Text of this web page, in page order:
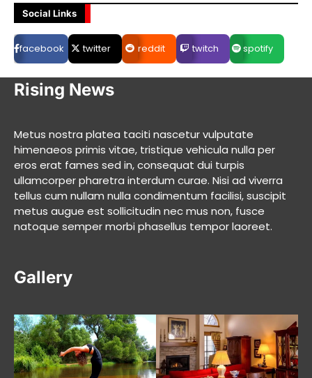
Social Links
facebook twitter reddit twitch spotify
Rising News
Metus nostra platea taciti nascetur vulputate
himenaeos primis vitae, tristique vehicula nulla per
eros erat fames sed in, consequat dui turpis
ullamcorper pharetra interdum curae. Nisi ad viverra
tellus cum nullam nulla condimentum facilisi, suscipit
metus augue est sollicitudin nec mus non, fusce
natoque semper morbi phasellus tempor laoreet.
Gallery